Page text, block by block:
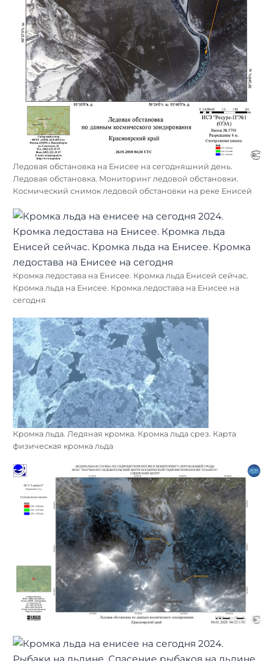
Ледовая обстановка на Енисее на сегодняшний день.
Ледовая обстановка. Мониторинг ледовой обстановки.
Космический снимок ледовой обстановки на реке Енисей
Кромка ледостава на Енисее. Кромка льда Енисей сейчас.
Кромка льда на Енисее. Кромка ледостава на Енисее на
сегодня
Кромка льда. Ледяная кромка. Кромка льда срез. Карта
физическая кромка льда